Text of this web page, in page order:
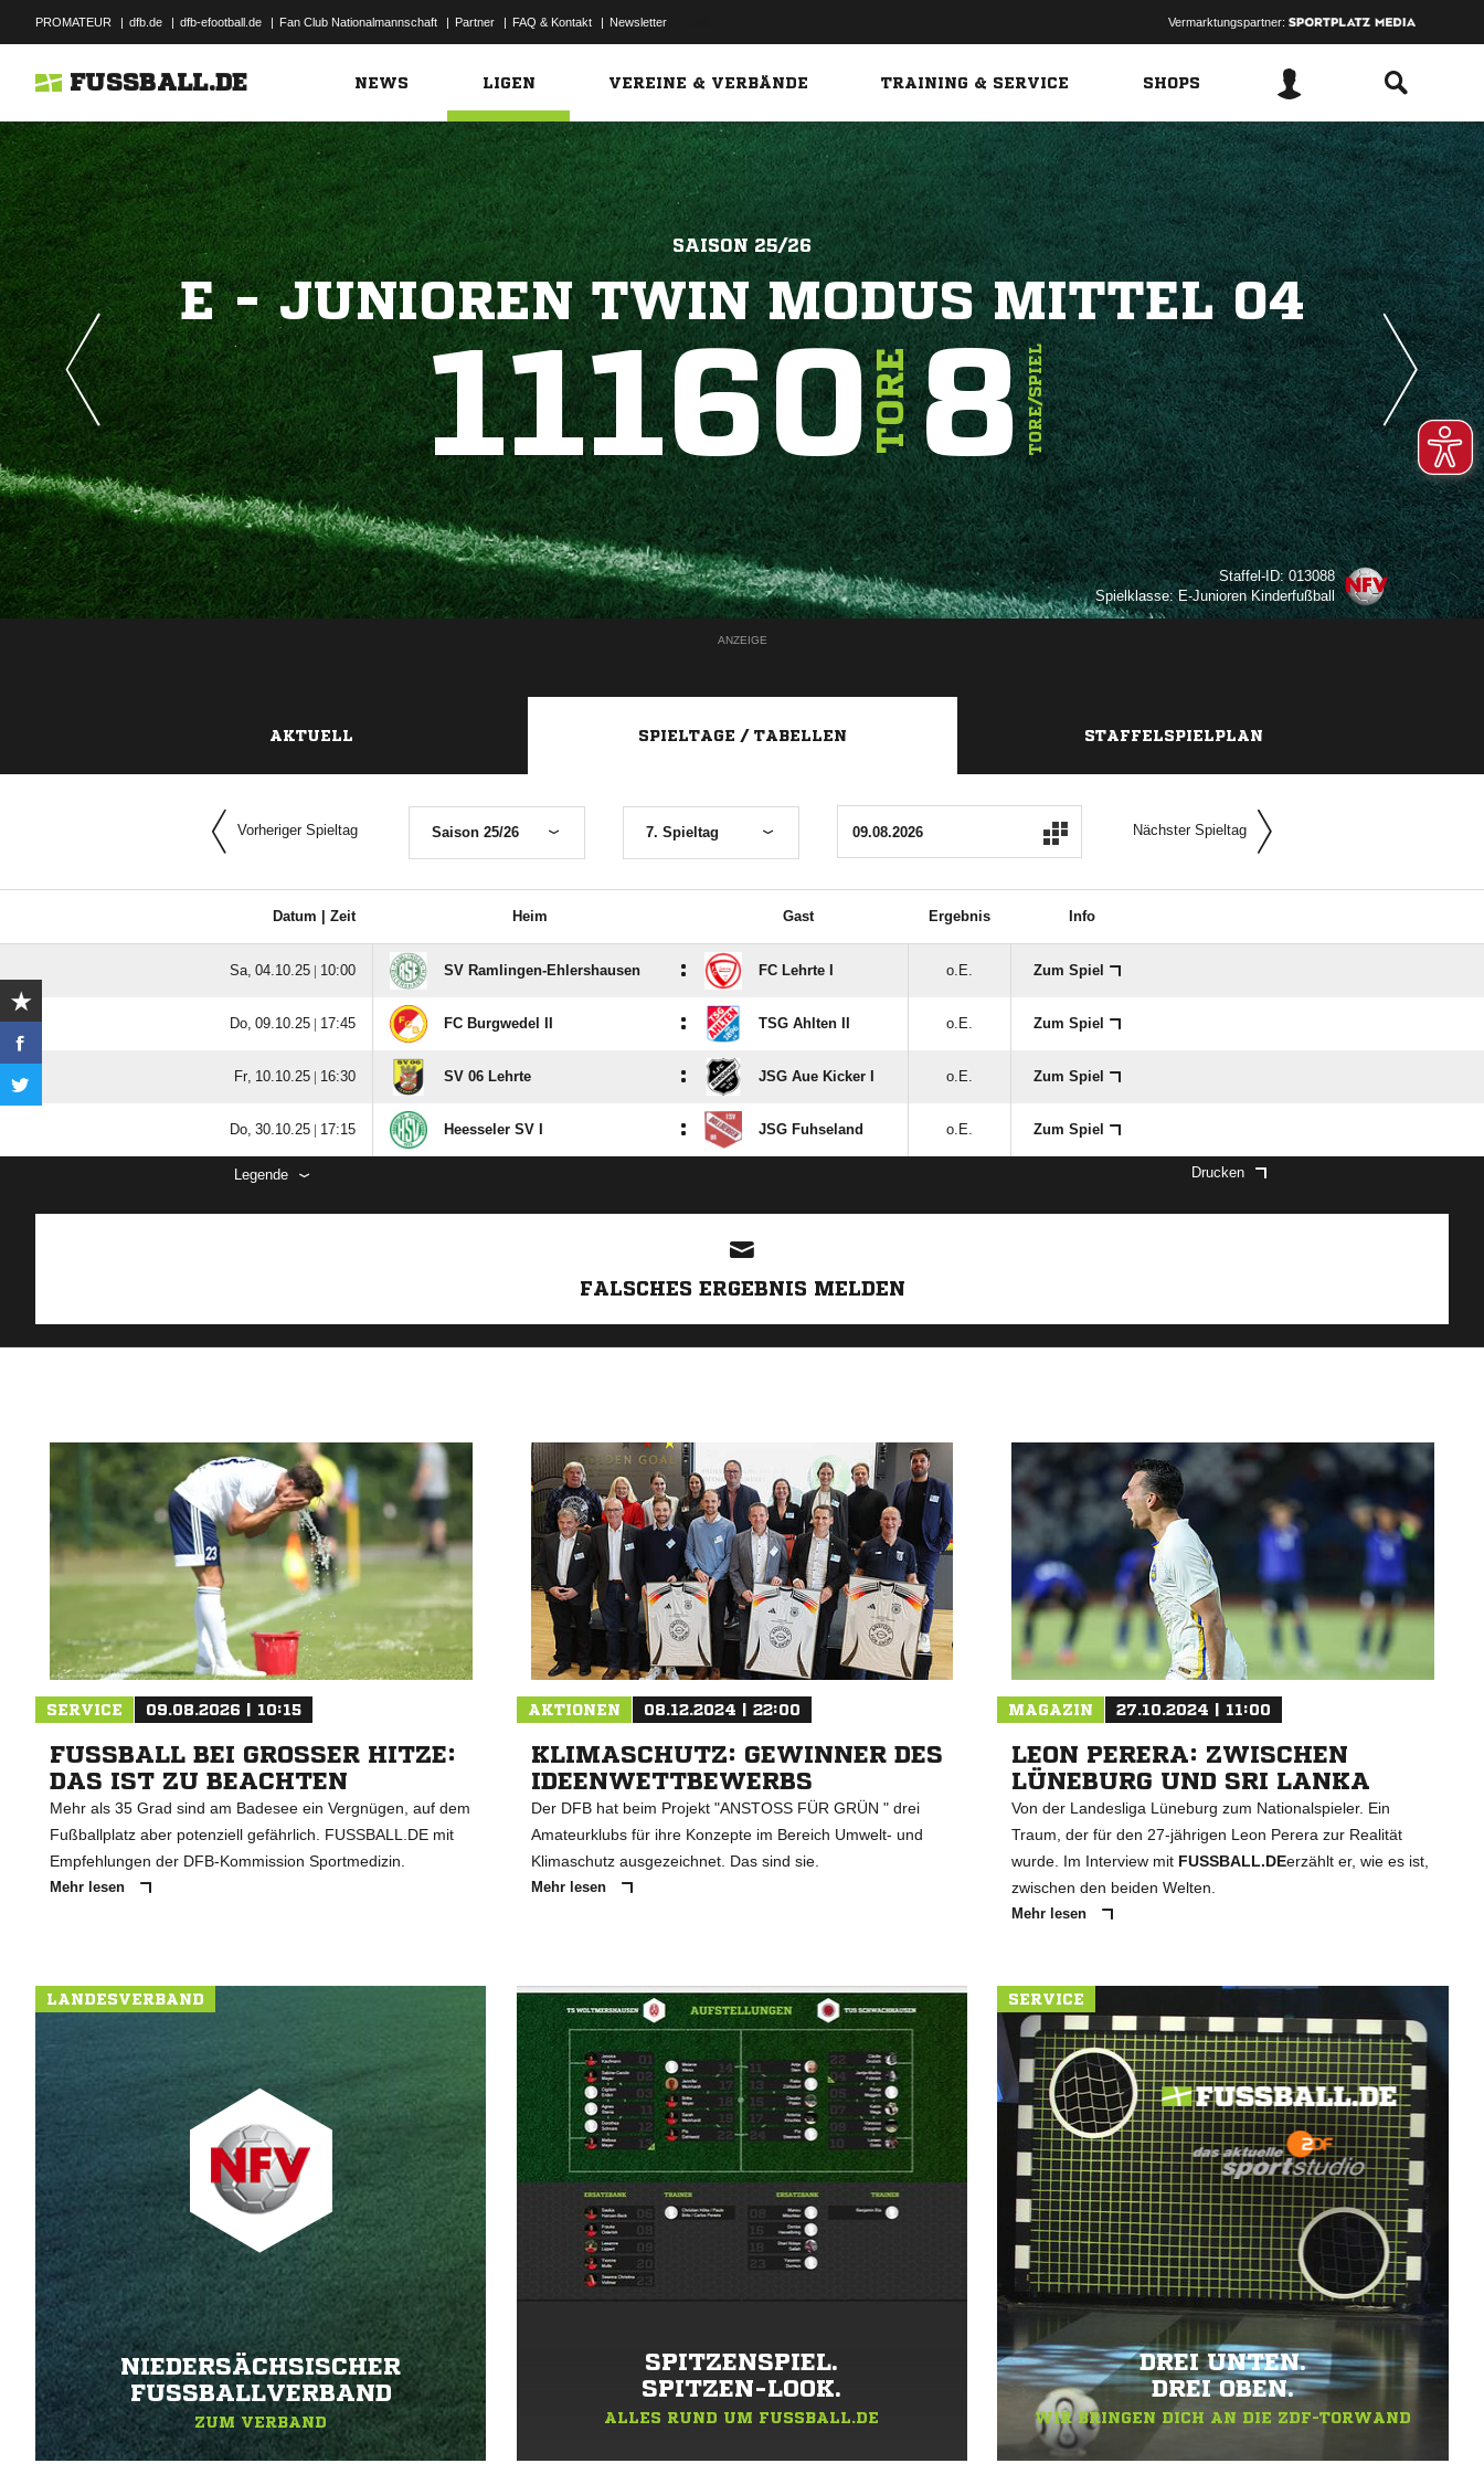
PROMATEUR | dfb.de | dfb-efootball.de | Fan Club Nationalmannschaft | Partner | FAQ & Kontakt | Newsletter Vermarktungspartner:
FUSSBALL.DE NEWS LIGEN VEREINE & VERBÄNDE TRAINING & SERVICE SHOPS
SAISON 25/26
E - JUNIOREN TWIN MODUS MITTEL 04
11160TORE8TORE/SPIEL
Staffel-ID: 013088
Spielklasse: E-Junioren Kinderfußball
ANZEIGE
AKTUELL SPIELTAGE / TABELLEN STAFFELSPIELPLAN
Vorheriger Spieltag Saison 25/26 7. Spieltag Nächster Spieltag
Datum | Zeit Heim Gast Ergebnis Info
  |  SV Ramlingen-Ehlershausen : FC Lehrte I o.E. Zum Spiel
  |  FC Burgwedel II : TSG Ahlten II o.E. Zum Spiel
  |  SV 06 Lehrte : JSG Aue Kicker I o.E. Zum Spiel
  |  Heesseler SV I : JSG Fuhseland o.E. Zum Spiel
Legende Drucken
FALSCHES ERGEBNIS MELDEN
SERVICE 09.08.2026 | 10:15
FUSSBALL BEI GROSSER HITZE: DA
S IST ZU BEACHTEN
Mehr als 35 Grad sind am Badesee ein Vergnügen, auf dem
Fußballplatz aber potenziell gefährlich. FUSSBALL.DE mit
Empfehlungen der DFB-Kommission Sportmedizin.
Mehr lesen
AKTIONEN 08.12.2024 | 22:00
KLIMASCHUTZ: GEWINNER DES
IDEENWETTBEWERBS
Der DFB hat beim Projekt "ANSTOSS FÜR GRÜN " drei
Amateurklubs für ihre Konzepte im Bereich Umwelt- und
Klimaschutz ausgezeichnet. Das sind sie.
Mehr lesen
MAGAZIN 27.10.2024 | 11:00
LEON PERERA: ZWISCHEN
LÜNEBURG UND SRI LANKA
Von der Landesliga Lüneburg zum Nationalspieler. Ein
Traum, der für den 27-jährigen Leon Perera zur Realität
wurde. Im Interview mit FUSSBALL.DEerzählt er, wie es ist,
zwischen den beiden Welten.
Mehr lesen
LANDESVERBAND
NIEDERSÄCHSISCHER
FUSSBALLVERBAND
ZUM VERBAND
SPITZENSPIEL.
SPITZEN-LOOK.
ALLES RUND UM FUSSBALL.DE
SERVICE
DREI UNTEN.
DREI OBEN.
WIR BRINGEN DICH AN DIE ZDF-TORWAND